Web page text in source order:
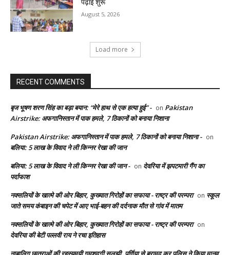
पढ़ाई शुरू
August 5, 2026
Load more
RECENT COMMENTS
बृज भूषण शरण सिंह का बड़ा बयान: “मेरे हाथ से एक हत्या हुई” - on Pakistan
Airstrike: अफगानिस्तान में पाक हमले, 7 ठिकानों को बनाया निशाना
Pakistan Airstrike: अफगानिस्तान में पाक हमले, 7 ठिकानों को बनाया निशाना - on
बलिया: 5 लाख के विवाद ने ली किन्नर रेखा की जान
बलिया: 5 लाख के विवाद ने ली किन्नर रेखा की जान - on देवरिया में झपटमारी गैंग का
पर्दाफाश
नक्सलियों के खात्मे की ओर बिहार, कुख्यात गिरोहों का सफाया - राष्ट्र की परम्परा on स्कूल
जाते समय कंबाइन की चपेट में आए भाई-बहन की दर्दनाक मौत से गांव में मातम
नक्सलियों के खात्मे की ओर बिहार, कुख्यात गिरोहों का सफाया - राष्ट्र की परम्परा on
देवरिया की बेटी पल्लवी राय ने रचा इतिहास